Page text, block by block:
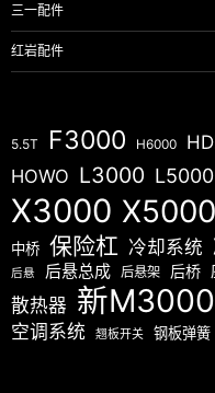
三一配件
红岩配件
5.5T F3000 H6000
HOWO L3000 L5000
X3000 X5000
中桥 保险杠 冷却系统
后悬 后悬总成 后悬架 后桥
散热器 新M3000
空调系统 翘板开关 钢板弹簧